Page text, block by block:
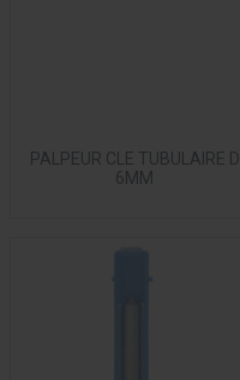
PALPEUR CLE TUBULAIRE D
6MM